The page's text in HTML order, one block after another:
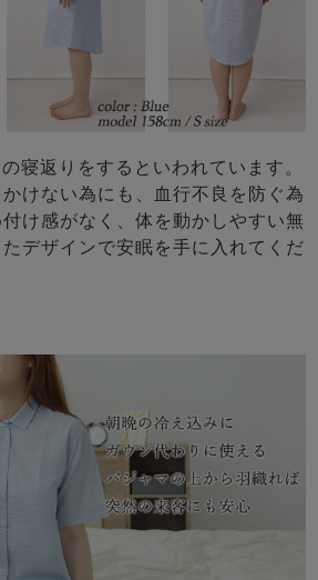
寝返りをするといわれています。
けない為にも、血行不良を防ぐ為
け感がなく、体を動かしやすい無
デザインで安眠を手に入れてくだ